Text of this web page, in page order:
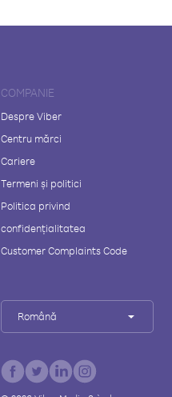
COMPANIE
Despre Viber
Centru mărci
Cariere
Termeni și politici
Politica privind
confidențialitatea
Customer Complaints Code
Română